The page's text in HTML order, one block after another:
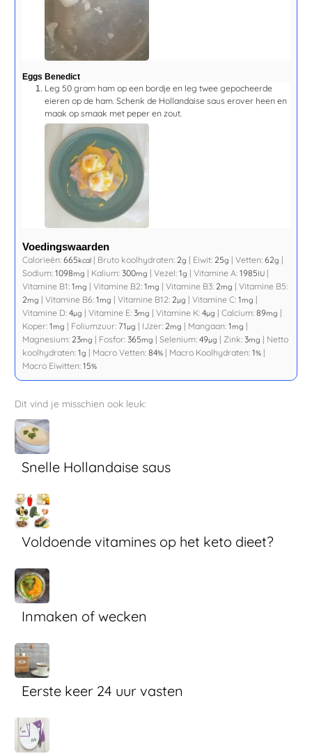
Eggs Benedict
Leg 50 gram ham op een bordje en leg twee gepocheerde
eieren op de ham. Schenk de Hollandaise saus erover heen en
maak op smaak met peper en zout.
Voedingswaarden
Calorieën:665kcal | Bruto koolhydraten: 2g | Eiwit: 25g |Vetten:62g |
Sodium:1098mg | Kalium:300mg |Vezel:1g |Vitamine A:1985IU |
Vitamine B1:1mg |Vitamine B2:1mg |Vitamine B3: 2mg |Vitamine B5:
2mg |Vitamine B6:1mg |Vitamine B12: 2µg |Vitamine C:1mg |
Vitamine D:4µg |Vitamine E:3mg |Vitamine K:4µg |Calcium:89mg |
Koper:1mg | Foliumzuur: 71µg | IJzer: 2mg | Mangaan:1mg |
Magnesium: 23mg | Fosfor:365mg |Selenium:49µg | Zink:3mg | Netto
koolhydraten:1g | Macro Vetten:84% | Macro Koolhydraten:1% |
Macro Eiwitten:15%
Dit vind je misschien ook leuk:
Snelle Hollandaise saus
Voldoende vitamines op het keto dieet?
Inmaken of wecken
Eerste keer 24 uur vasten